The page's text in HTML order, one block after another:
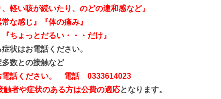
軽い咳が続いたり、のどの違和感など』
な感じ』『体の痛み』
ちょっとだるい・・・だけ』
状はお電話ください。
数との接触など
電話ください。 電話 0333614023
触者や症状のある方は公費の適応となります。